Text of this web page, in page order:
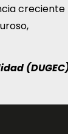
creciente